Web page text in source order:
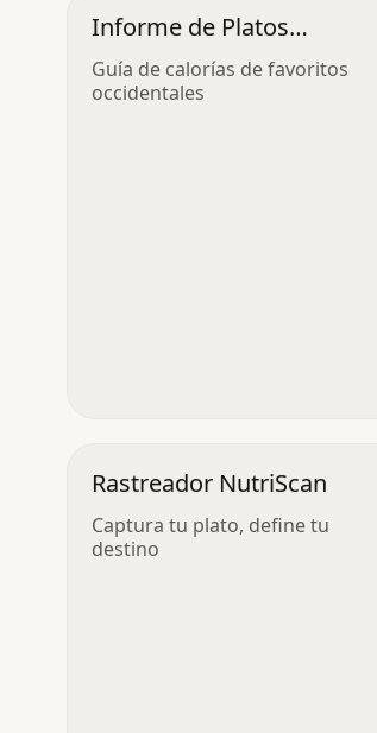
Informe de Platos
Nutritivos
Guía de calorías de favoritos
occidentales
Rastreador NutriScan
Captura tu plato, define tu
destino